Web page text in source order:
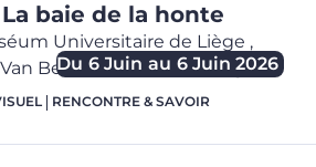
baie de la honte
Du 6 Juin au 6 Juin 2026
Universitaire de Liège ,
Beneden, 22,4020Liège
RENCONTRE & SAVOIR